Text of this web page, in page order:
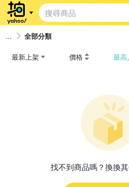
全部分類
最新上架 價格 最高
找不到商品嗎？換換其